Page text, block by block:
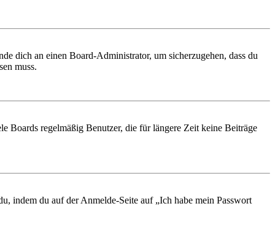
dich an einen Board-Administrator, um sicherzugehen, dass du
muss.
Boards regelmäßig Benutzer, die für längere Zeit keine Beiträge
indem du auf der Anmelde-Seite auf „Ich habe mein Passwort